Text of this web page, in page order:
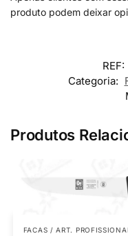
produto podem deixar
REF:
Categoria:
Produtos
FACAS / ART. PROFISSIONAL